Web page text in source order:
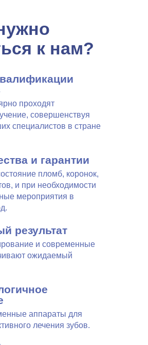
к нам?
проходят
совершенствуя
специалистов в стране
и гарантии
пломб, коронок,
и при необходимости
мероприятия в
результат
и современные
ожидаемый
аппараты для
лечения зубов.